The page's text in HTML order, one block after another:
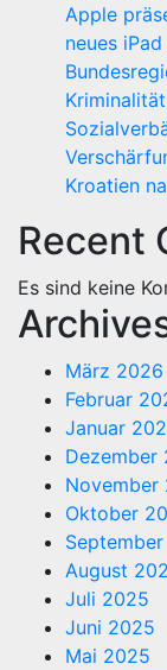
Apple
neues
Kriminalität
Kroatien
Recent
Es sind keine
März 2026
Februar
Januar
Dezember
November
Oktober
August
Juli 2025
Juni 2025
Mai 2025